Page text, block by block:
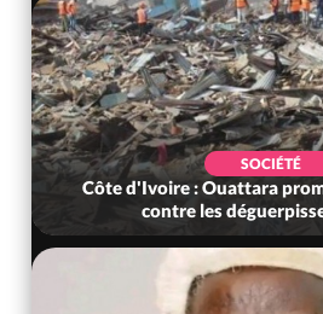
SOCIÉTÉ
Côte d'Ivoire : Ouattara
contre les